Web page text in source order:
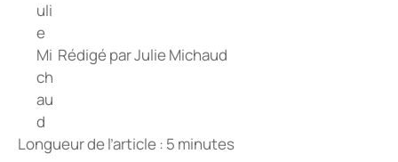
Rédigé parJulie Michaud
Longueur de l’article : 5 minutes